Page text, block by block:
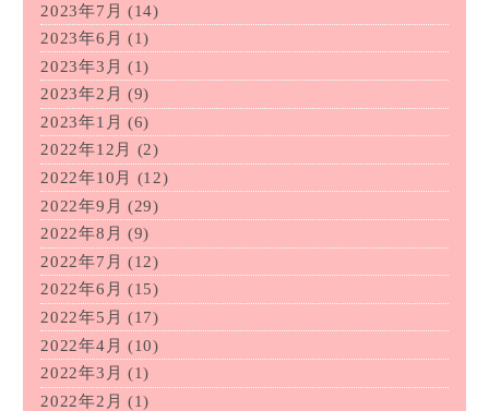
2023年7月 (14)
2023年6月 (1)
2023年3月 (1)
2023年2月 (9)
2023年1月 (6)
2022年12月
(2)
2022年10月
(12)
2022年9月 (29)
2022年8月 (9)
2022年7月 (12)
2022年6月 (15)
2022年5月 (17)
2022年4月 (10)
2022年3月 (1)
2022年2月 (1)